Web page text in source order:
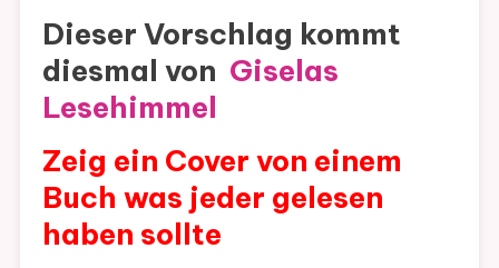
Dieser Vorschlag kommt
diesmal von Giselas
Lesehimmel
Zeig ein Cover von einem
Buch was jeder gelesen
haben sollte